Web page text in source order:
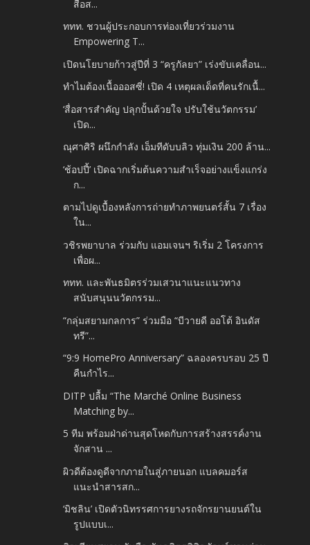
สื่อส...
ททท. ชวนผู้ประกอบการท่องเที่ยวร่วมงาน
Empowering T...
เปิดนโยบายก้าวสู่ปีที่ 3 “ครูกัลยา” เร่งขับเคลื่อน...
ทำไมต้องเนื้อออสซี่! เปิด 4 เหตุผลเด็ดที่คนรักเนื้...
‘สื่อสารสำคัญ ปลุกปั้นด้วยใจ ปรับใช้นวัตกรรม’
เปิด...
ณุศาศิริ ผนึกกำลัง เอ็มทีดับบลิว ทุ่มเงิน 200 ล้าน...
‘ช้อปปี้’ เปิดฉากเริ่มต้นความสำเร็จอย่างแข็งแกร่ง
ก...
ตามไปดูเบื้องหลังการถ่ายทำภาพยนตร์สั้น 7 เรื่อง
ใน...
วชิรพยาบาล ร่วมกับ แอมเจนฯ ริเริ่ม 2 โครงการ
เพื่อผ...
ททท. และพันธมิตรร่วมเสวนาแนะแนวทาง
สนับสนุนนวัตกรรม...
“กลุ่มสยามกลการ” ร่วมมือ “บีวายดี ออโต้ อินดัส
ทรี”...
“9:9 HomePro Anniversary” ฉลองครบรอบ 25 ปี
คืนกำไร...
DITP ปลื้ม “The Marché Online Business
Matching by...
5 ทีม พร้อมฝ่าด่านสุดโหดกับการสร้างสรรค์งาน
จักสาน ...
ผิวดีต้องดูดีจากภายในสู่ภายนอก แบลคมอร์ส
แนะนำสารสก...
‘มิชลิน’ เปิดตัวนิทรรศการยางรถจักรยานยนต์ใน
รูปแบบเ...